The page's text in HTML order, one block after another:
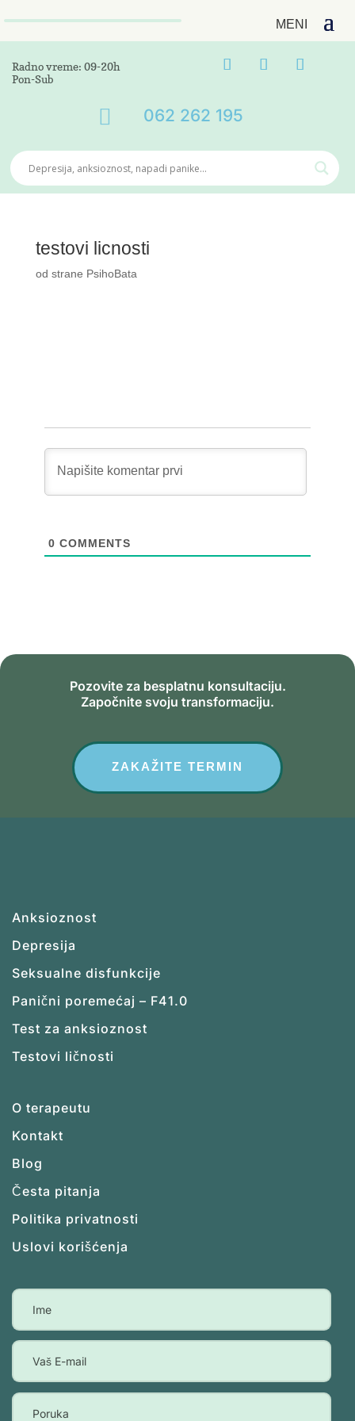
Radno vreme: 09-20h
Pon-Sub
 062 262 195
testovi licnosti
od strane PsihoBata
0 COMMENTS
Pozovite za besplatnu konsultaciju.
Započnite svoju transformaciju.
ZAKAŽITE TERMIN
Anksioznost
Depresija
Seksualne disfunkcije
Panični poremećaj – F41.0
Test za anksioznost
Testovi ličnosti
O terapeutu
Kontakt
Blog
Česta pitanja
Politika privatnosti
Uslovi korišćenja